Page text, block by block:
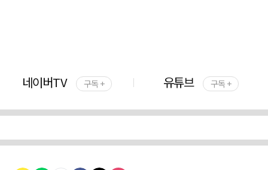
네이버TV 구독 + 유튜브 구독 +